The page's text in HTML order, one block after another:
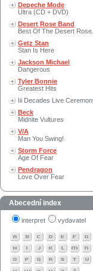
Depeche Mode
Ultra (CD + DVD)
Desert Rose Band
Best Of The Desert Rose..
Getz Stan
Stan Is Here
Jackson Michael
Dangerous
Tyler Bonnie
Greatest Hits
Iii Decades Live
Beck
Midnite Vultures
V/A
Man You Swing!
Storm Force
Age Of Fear
Pendragon
Love Over Fear
Abecední index
interpret vydavatel